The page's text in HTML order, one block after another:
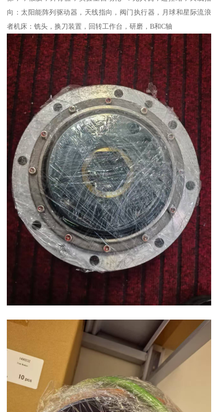
向：太阳能阵列驱动器，天线指向，阀门执行器，月球和星际流浪
者机床：铣头，换刀装置，回转工作台，研磨，B和C轴